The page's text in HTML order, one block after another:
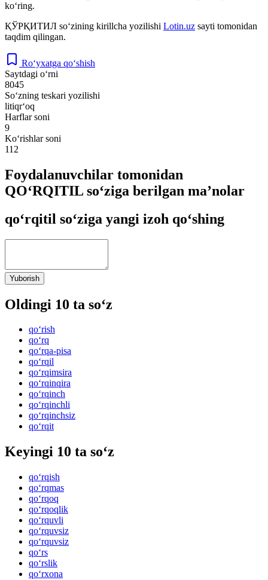
ko‘ring.
ҚЎРҚИТИЛ so‘zining kirillcha yozilishi Lotin.uz sayti tomonidan
taqdim qilingan.
Ro‘yxatga qo‘shish
Saytdagi o‘rni
8045
So‘zning teskari yozilishi
litiqr‘oq
Harflar soni
9
Ko‘rishlar soni
112
Foydalanuvchilar tomonidan
QO‘RQITIL so‘ziga berilgan ma’nolar
qo‘rqitil so‘ziga yangi izoh qo‘shing
Yuborish
Oldingi 10 ta so‘z
qo‘rish
qo‘rq
qo‘rqa-pisa
qo‘rqil
qo‘rqimsira
qo‘rqinqira
qo‘rqinch
qo‘rqinchli
qo‘rqinchsiz
qo‘rqit
Keyingi 10 ta so‘z
qo‘rqish
qo‘rqmas
qo‘rqoq
qo‘rqoqlik
qo‘rquvli
qo‘rquvsiz
qo‘rquvsiz
qo‘rs
qo‘rslik
qo‘rxona